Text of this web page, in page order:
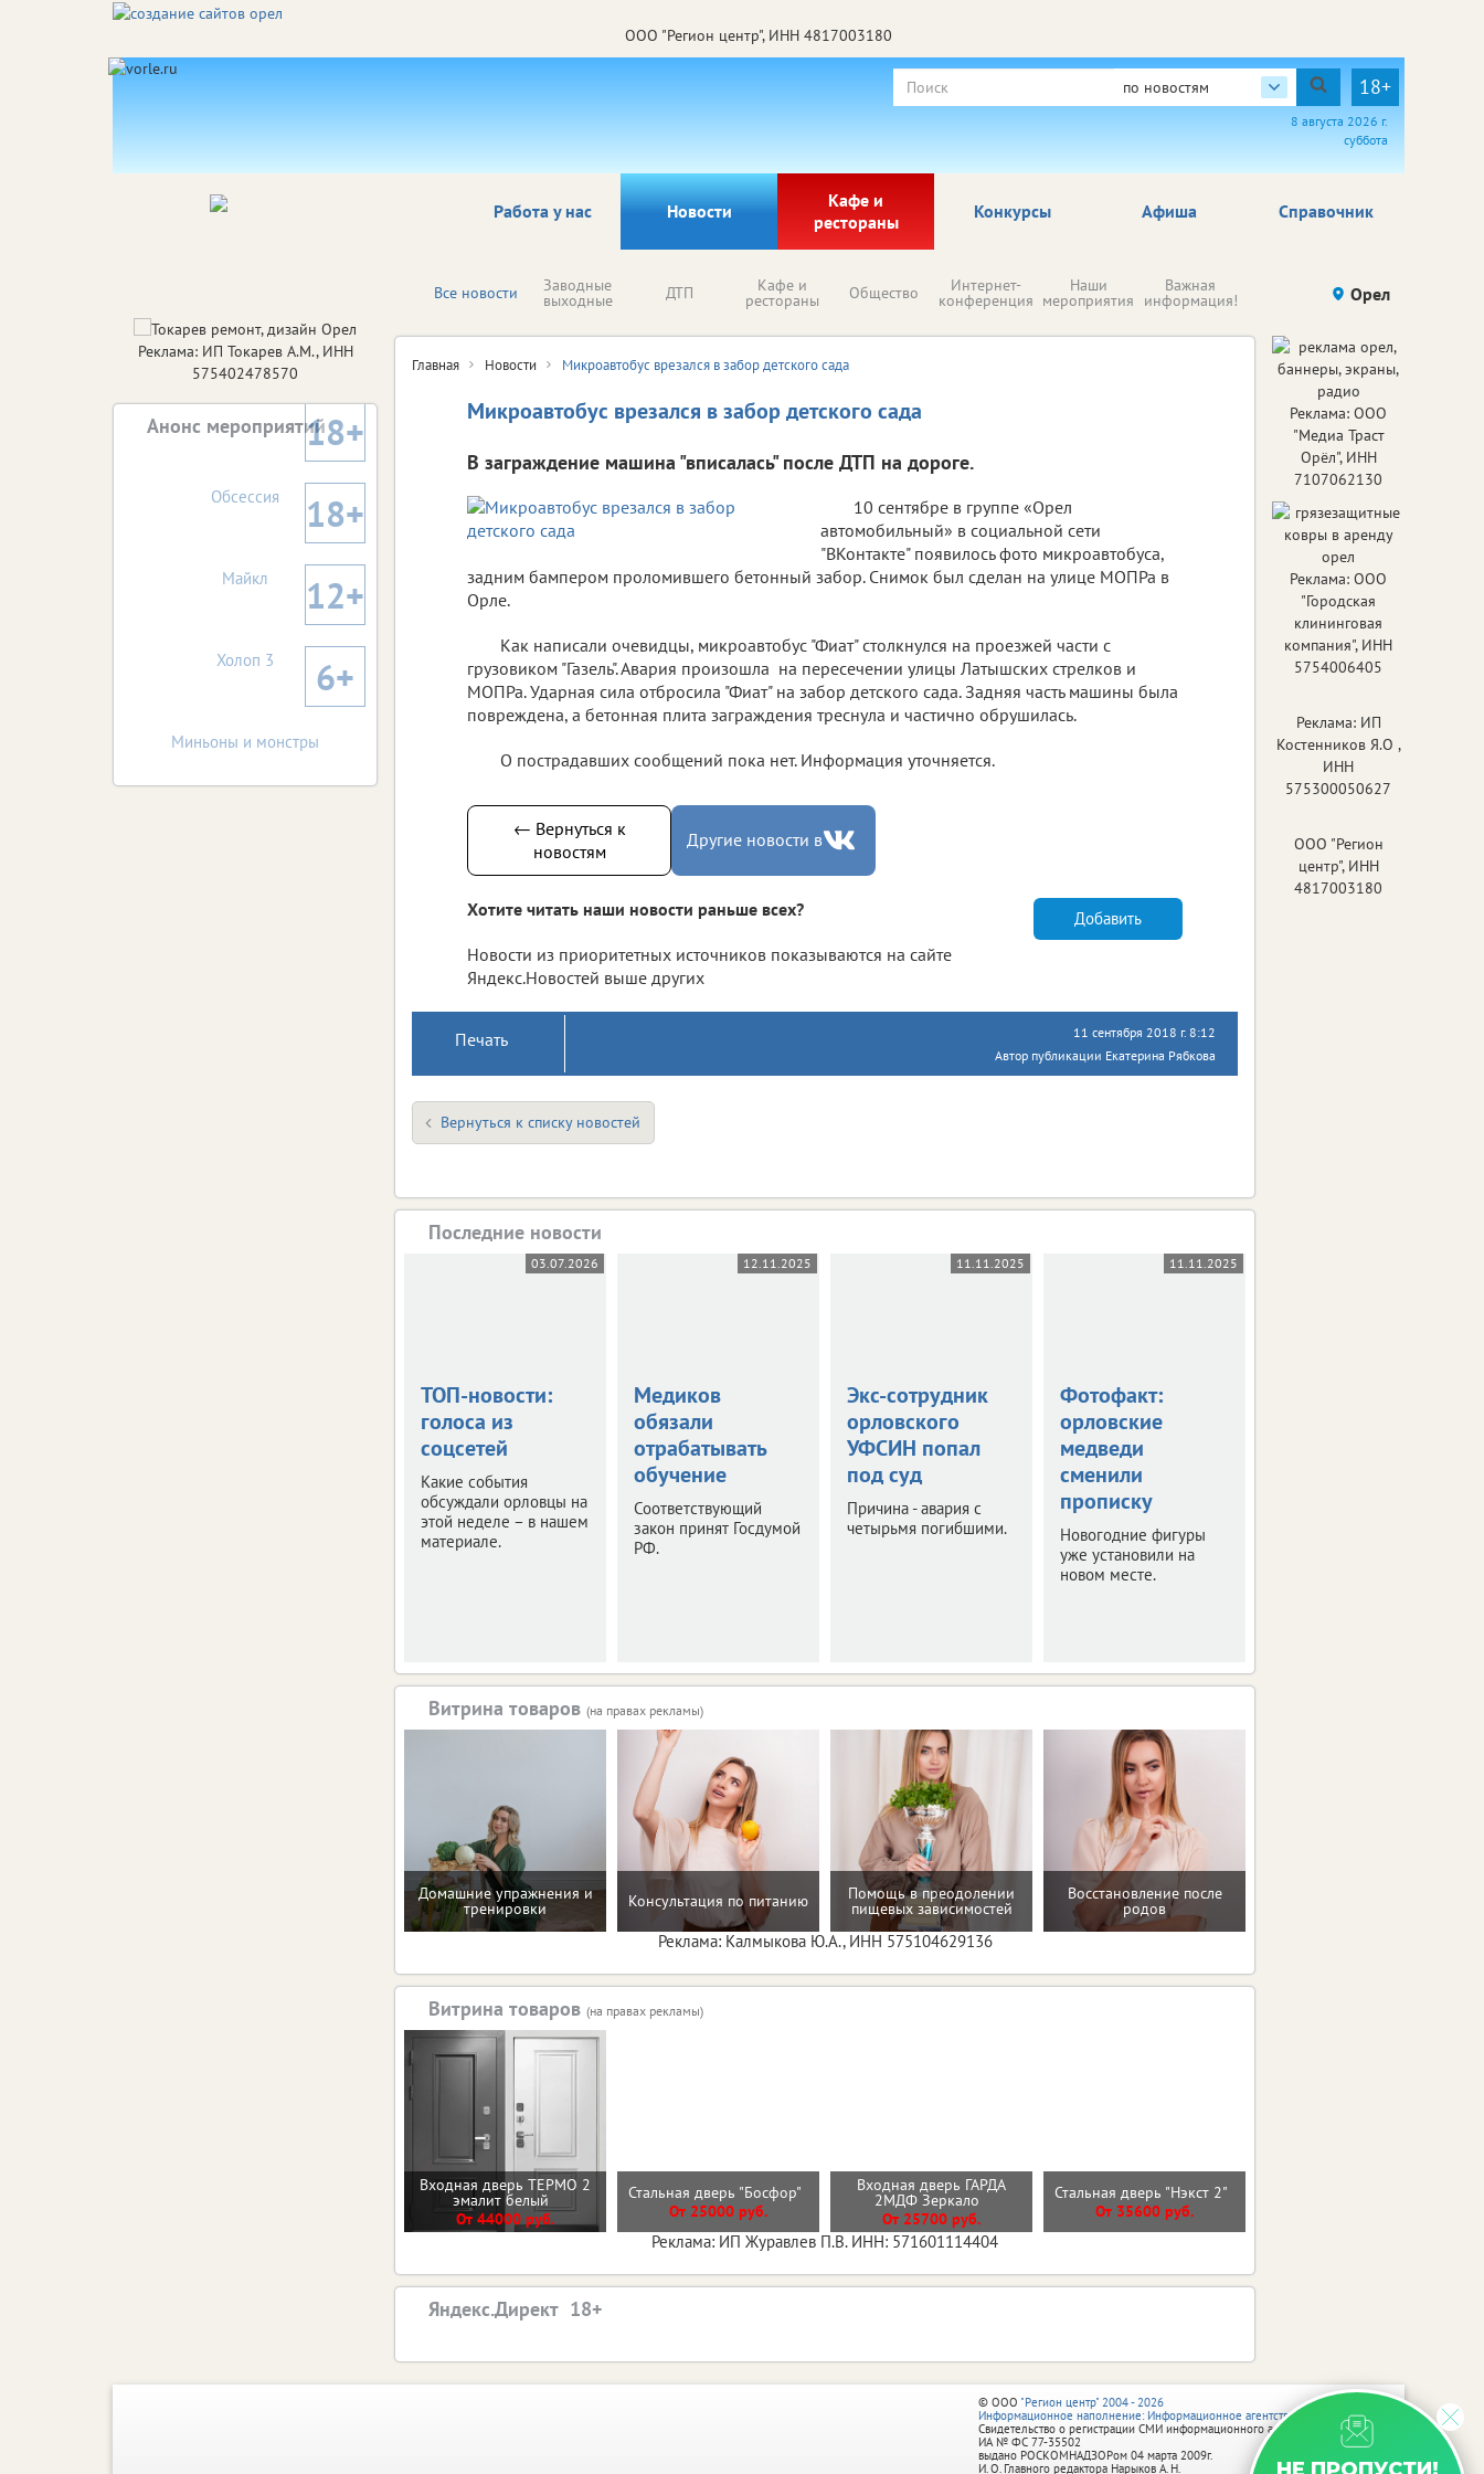
ООО "Регион центр", ИНН 4817003180
по новостям 18+
8 августа 2026 г.
суббота
Работа у нас Новости
Кафе и
рестораны
Афиша Справочник
Конкурсы
Все новости Заводные
выходные ДТП Кафе и
рестораны Общество Интернет-
конференция
Наши
мероприятия
Важная
информация! Происшествия Здоровье
Орел
Главная Новости Микроавтобус врезался в забор детского сада
Микроавтобус врезался в забор детского сада
В заграждение машина "вписалась" после ДТП на дороге.
10 сентябре в группе «Орел
автомобильный» в социальной сети
"ВКонтакте" появилось фото микроавтобуса,
задним бампером проломившего бетонный забор. Снимок был сделан на улице МОПРа в
Орле.
Как написали очевидцы, микроавтобус "Фиат" столкнулся на проезжей части с
грузовиком "Газель". Авария произошла на пересечении улицы Латышских стрелков и
МОПРа. Ударная сила отбросила "Фиат" на забор детского сада. Задняя часть машины была
повреждена, а бетонная плита заграждения треснула и частично обрушилась.
О пострадавших сообщений пока нет. Информация уточняется.
← Вернуться к
новостям
Другие новости в
Хотите читать наши новости раньше всех?
Новости из приоритетных источников показываются на сайте
Яндекс.Новостей выше других
Добавить
Печать
11 сентября 2018 г. 8:12
Автор публикации Екатерина Рябкова
Вернуться к списку новостей
Последние новости
03.07.2026
ТОП-новости:
голоса из
соцсетей
Какие события
обсуждали орловцы на
этой неделе – в нашем
материале.
12.11.2025
Медиков
обязали
отрабатывать
обучение
Соответствующий
закон принят Госдумой
РФ.
11.11.2025
Экс-сотрудник
орловского
УФСИН попал
под суд
Причина - авария с
четырьмя погибшими.
11.11.2025
Фотофакт:
орловские
медведи
сменили
прописку
Новогодние фигуры
уже установили на
новом месте.
Витрина товаров (на правах рекламы)
Домашние упражнения и
тренировки Консультация по питанию Помощь в преодолении
пищевых зависимостей
Восстановление после
родов
Реклама: Калмыкова Ю.А., ИНН 575104629136
Витрина товаров (на правах рекламы)
Входная дверь ТЕРМО 2
эмалит белый
От 44000 руб.
Стальная дверь "Босфор"
От 25000 руб.
Входная дверь ГАРДА
2МДФ Зеркало
От 25700 руб.
Стальная дверь "Нэкст 2"
От 35600 руб.
Реклама: ИП Журавлев П.В. ИНН: 571601114404
Яндекс.Директ
Реклама: ИП Токарев А.М., ИНН
575402478570
Анонс мероприятий18+
Обсессия 18+
Майкл 12+
Холоп 3 6+
Миньоны и монстры
Реклама: ООО
"Медиа Траст
Орёл", ИНН
7107062130
Реклама: ООО
"Городская
клининговая
компания", ИНН
5754006405
Реклама: ИП
Костенников Я.О ,
ИНН
575300050627
ООО "Регион
центр", ИНН
4817003180
© ООО "Регион центр" 2004 - 2026
Информационное наполнение: Информационное агентство vRossii.ru
Свидетельство о регистрации СМИ информационного агентства vRossii.ru
ИА № ФС 77‑35502
выдано РОСКОМНАДЗОРом 04 марта 2009г.
И. О. Главного редактора Нарыков А. Н.